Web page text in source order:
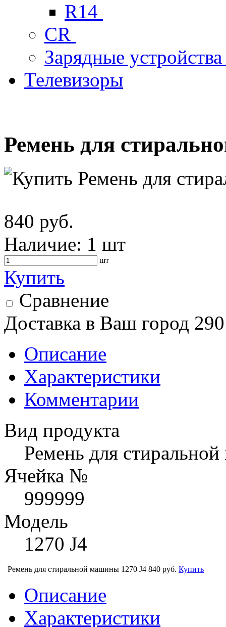
R14
CR
Зарядные
Телевизоры
Ремень для
840 руб.
Наличие: 1 шт
шт
Купить
Сравнение
Доставка в Ваш город
Описание
Характеристики
Комментарии
Вид продукта
Ремень для
Ячейка №
999999
Модель
1270 J4
Ремень для стиральной машины 1270 J4 840 руб. Купить
Описание
Характеристики